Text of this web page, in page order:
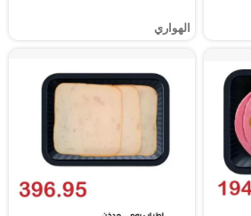
الهواري